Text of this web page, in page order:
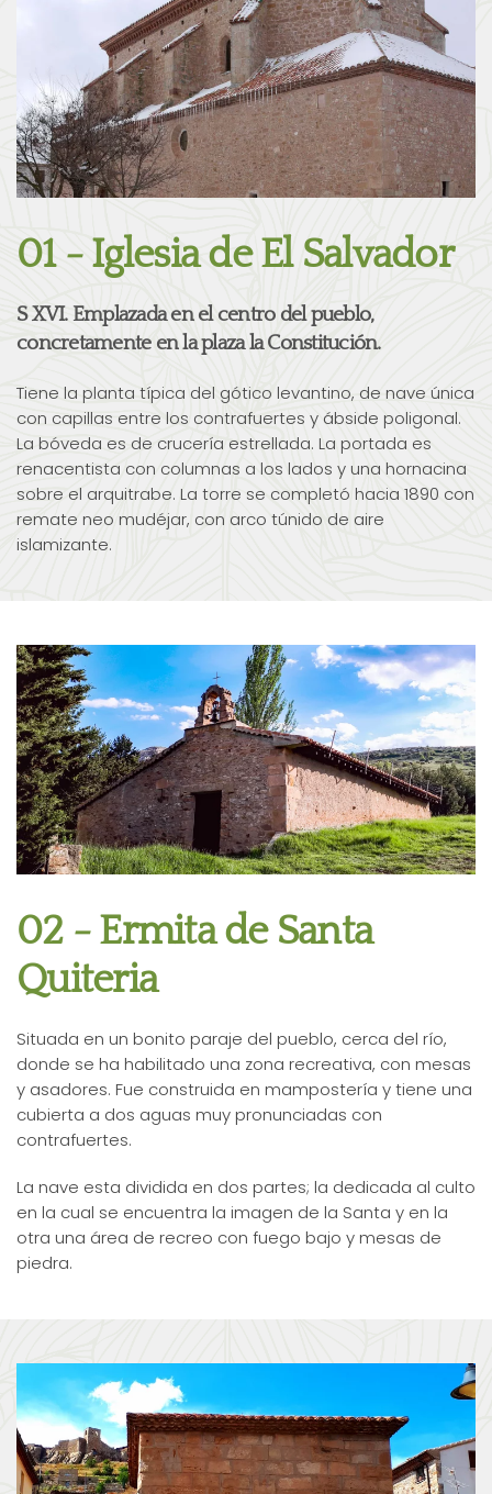
01 - Iglesia de El Salvador
S XVI. Emplazada en el centro del pueblo,
concretamente en la plaza la Constitución.
Tiene la planta típica del gótico levantino, de nave única
con capillas entre los contrafuertes y ábside poligonal.
La bóveda es de crucería estrellada. La portada es
renacentista con columnas a los lados y una hornacina
sobre el arquitrabe. La torre se completó hacia 1890 con
remate neo mudéjar, con arco túnido de aire
islamizante.
02 - Ermita de Santa
Quiteria
Situada en un bonito paraje del pueblo, cerca del río,
donde se ha habilitado una zona recreativa, con mesas
y asadores. Fue construida en mampostería y tiene una
cubierta a dos aguas muy pronunciadas con
contrafuertes.
La nave esta dividida en dos partes; la dedicada al culto
en la cual se encuentra la imagen de la Santa y en la
otra una área de recreo con fuego bajo y mesas de
piedra.